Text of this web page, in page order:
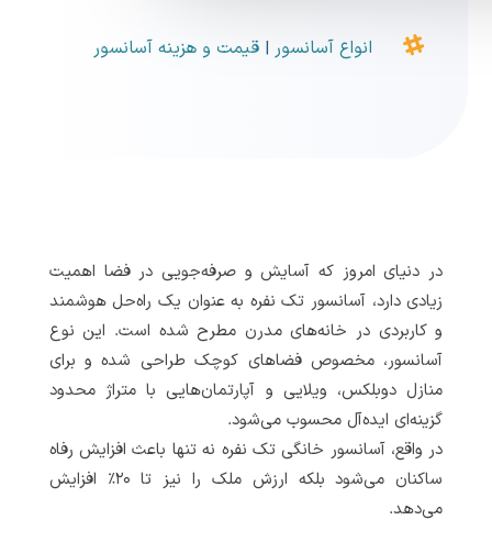
 انواع آسانسور |قیمت و هزینه آسانسور
در دنیای امروز که آسایش و صرفه‌جویی در فضا اهمیت
زیادی دارد، آسانسور تک نفره به عنوان یک راه‌حل هوشمند
و کاربردی در خانه‌های مدرن مطرح شده است. این نوع
آسانسور، مخصوص فضاهای کوچک طراحی شده و برای
منازل دوبلکس، ویلایی و آپارتمان‌هایی با متراژ محدود
گزینه‌ای ایده‌آل محسوب می‌شود.
در واقع، آسانسور خانگی تک نفره نه تنها باعث افزایش رفاه
ساکنان می‌شود بلکه ارزش ملک را نیز تا ۲۰٪ افزایش
می‌دهد.